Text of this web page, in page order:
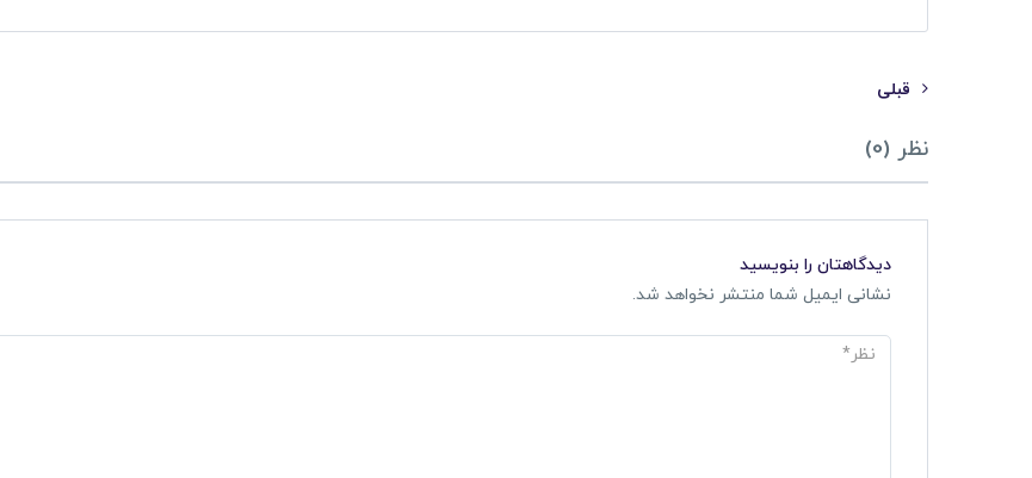
قبلی
نظر (0)
دیدگاهتان را بنویسید
نشانی ایمیل شما منتشر نخواهد شد.